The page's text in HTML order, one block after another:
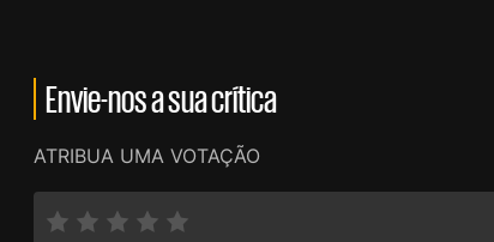
Envie-nos a sua crítica
ATRIBUA UMA VOTAÇÃO